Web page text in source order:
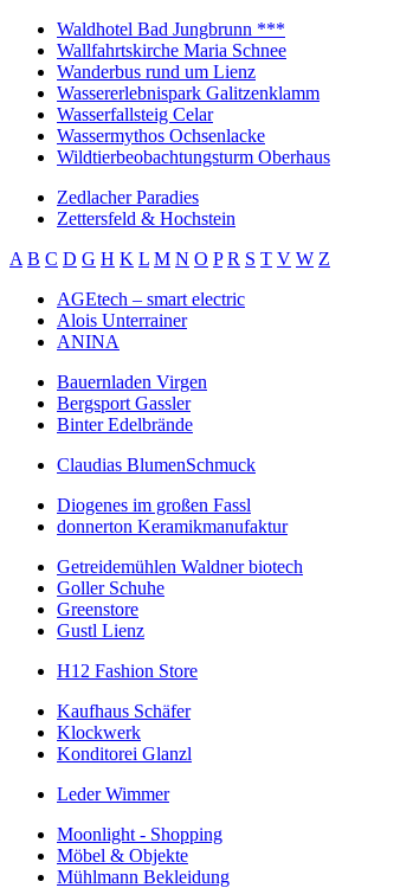
Waldhotel Bad Jungbrunn ***
Wallfahrtskirche Maria Schnee
Wanderbus rund um Lienz
Wassererlebnispark Galitzenklamm
Wasserfallsteig Celar
Wassermythos Ochsenlacke
Wildtierbeobachtungsturm Oberhaus
Zedlacher Paradies
Zettersfeld & Hochstein
A B C D G H K L M N O P R S T V W Z
AGEtech – smart electric
Alois Unterrainer
ANINA
Bauernladen Virgen
Bergsport Gassler
Binter Edelbrände
Claudias BlumenSchmuck
Diogenes im großen Fassl
donnerton Keramikmanufaktur
Getreidemühlen Waldner biotech
Goller Schuhe
Greenstore
Gustl Lienz
H12 Fashion Store
Kaufhaus Schäfer
Klockwerk
Konditorei Glanzl
Leder Wimmer
Moonlight - Shopping
Möbel & Objekte
Mühlmann Bekleidung